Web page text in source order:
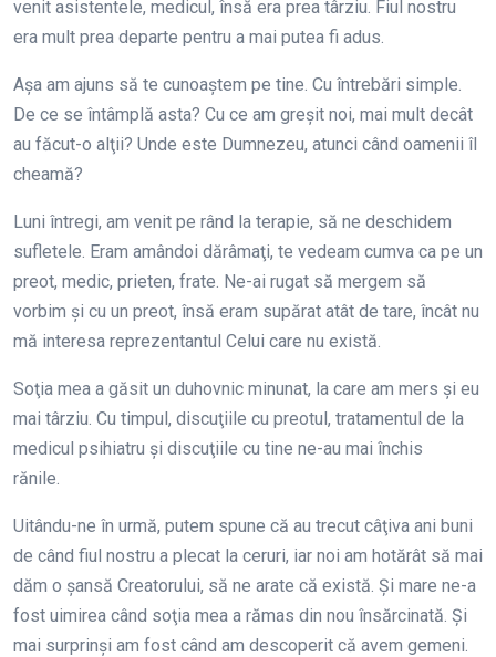
venit asistentele, medicul, însă era prea târziu. Fiul nostru
era mult prea departe pentru a mai putea fi adus.
Aşa am ajuns să te cunoaştem pe tine. Cu întrebări simple.
De ce se întâmplă asta? Cu ce am greşit noi, mai mult decât
au făcut-o alţii? Unde este Dumnezeu, atunci când oamenii îl
cheamă?
Luni întregi, am venit pe rând la terapie, să ne deschidem
sufletele. Eram amândoi dărâmaţi, te vedeam cumva ca pe un
preot, medic, prieten, frate. Ne-ai rugat să mergem să
vorbim şi cu un preot, însă eram supărat atât de tare, încât nu
mă interesa reprezentantul Celui care nu există.
Soţia mea a găsit un duhovnic minunat, la care am mers şi eu
mai târziu. Cu timpul, discuţiile cu preotul, tratamentul de la
medicul psihiatru şi discuţiile cu tine ne-au mai închis
rănile.
Uitându-ne în urmă, putem spune că au trecut câţiva ani buni
de când fiul nostru a plecat la ceruri, iar noi am hotărât să mai
dăm o şansă Creatorului, să ne arate că există. Şi mare ne-a
fost uimirea când soţia mea a rămas din nou însărcinată. Şi
mai surprinşi am fost când am descoperit că avem gemeni.